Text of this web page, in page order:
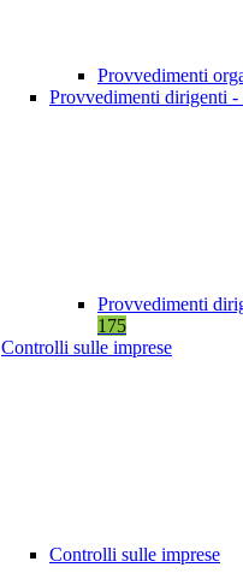
Provvedimenti
Provvedimenti dirigenti -
Provvedimenti
175
Controlli sulle imprese
Controlli sulle imprese